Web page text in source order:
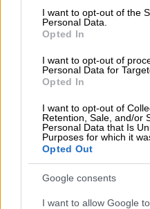
consent section.
I want to opt-out of the
Personal Data.
Opted In
I want to opt-out of
Personal Data for
Opted In
I want to opt-out of
Retention, Sale, and/or
Personal Data that Is
Purposes for which it
Opted Out
Google consents
I want to allow Google